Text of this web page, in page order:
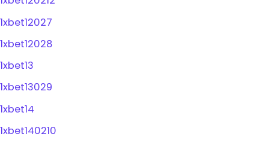
1xbet12027
1xbet12028
1xbet13
1xbet13029
1xbet14
1xbet140210